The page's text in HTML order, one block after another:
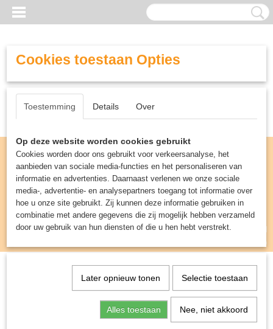
Inloggen Registreren
UW WINKELWAGEN
(0)
Spellen & Puzzels> Quantik Mini - Bordspel
Cookies toestaan Opties
Toestemming Details Over
Op deze website worden cookies gebruikt
Cookies worden door ons gebruikt voor verkeersanalyse, het
aanbieden van sociale media-functies en het personaliseren van
informatie en advertenties. Daarnaast verlenen we onze sociale
media-, advertentie- en analysepartners toegang tot informatie over
hoe u onze site gebruikt. Zij kunnen deze informatie gebruiken in
combinatie met andere gegevens die zij mogelijk hebben verzameld
door uw gebruik van hun diensten of die u hen hebt verstrekt.
Later opnieuw tonen Selectie toestaan
Alles toestaan Nee, niet akkoord